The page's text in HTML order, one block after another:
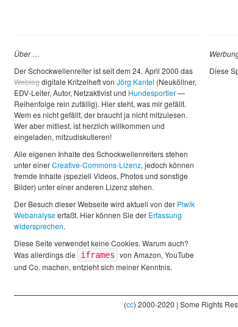
Über …
Der Schockwellenreiter ist seit dem 24. April 2000 das
Weblogdigitale Kritzelheft von Jörg Kantel (Neuköllner,
EDV-Leiter, Autor, Netzaktivist und Hundesportler—
Reihenfolge rein zufällig). Hier steht, was mir gefällt.
Wem es nicht gefällt, der braucht ja nicht mitzulesen.
Wer aber mitliest, ist herzlich willkommen und
eingeladen, mitzudiskutieren!
Alle eigenen Inhalte des Schockwellenreiters stehen
unter einerCreative-Commons-Lizenz, jedoch können
fremde Inhalte (speziell Videos, Photos und sonstige
Bilder) unter einer anderen Lizenz stehen.
Der Besuch dieser Webseite wird aktuell von der Piwik
Webanalyseerfaßt. Hier können Sie der Erfassung
widersprechen.
Diese Seite verwendet keine Cookies. Warum auch?
Was allerdings die
iframes von Amazon, YouTube
und Co. machen, entzieht sich meiner Kenntnis.
Diese
(cc) 2000-2020 | Some Rights